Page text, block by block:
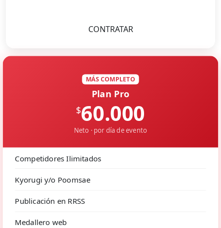
CONTRATAR
MÁS COMPLETO
Plan Pro
$60.000
Neto · por día de evento
Competidores Ilimitados
Kyorugi y/o Poomsae
Publicación en RRSS
Medallero web